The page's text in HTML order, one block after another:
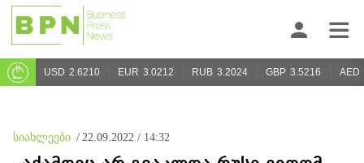
USD 2.6210 EUR 3.0212 RUB 3.2024 GBP 3.5216 AED
სიახლეები / 22.09.2022 / 14:32